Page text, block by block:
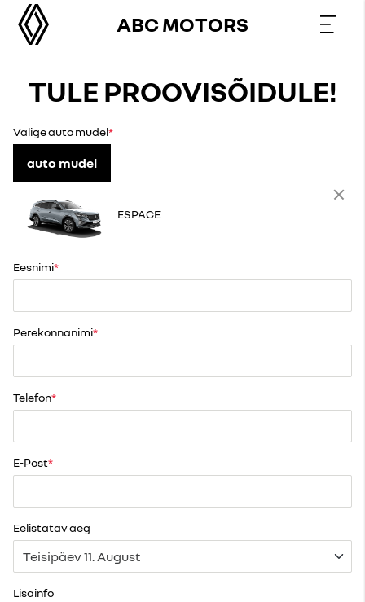
ABC MOTORS
TULE PROOVISÕIDULE!
Valige auto mudel
auto mudel
ESPACE
Eesnimi
Perekonnanimi
Telefon
E-Post
Eelistatav aeg
Lisainfo